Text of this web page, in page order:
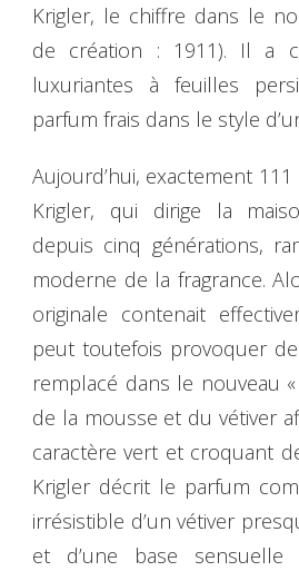
Krigler, le chiffre dans le
de création : 1911). Il a
luxuriantes à feuilles
parfum frais dans le style
Aujourd’hui, exactement
Krigler, qui dirige la
depuis cinq générations,
moderne de la fragrance.
originale contenait
peut toutefois provoquer
remplacé dans le nouveau
de la mousse et du vétiver
caractère vert et croquant
Krigler décrit le parfum
irrésistible d’un vétiver
et d’une base